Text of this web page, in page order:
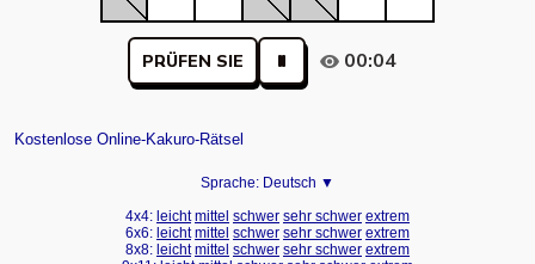
PRÜFEN SIE 00:04
Kostenlose Online-Kakuro-Rätsel
Sprache: Deutsch ▼
4x4: leicht mittel schwer sehr schwer extrem
6x6: leicht mittel schwer sehr schwer extrem
8x8: leicht mittel schwer sehr schwer extrem